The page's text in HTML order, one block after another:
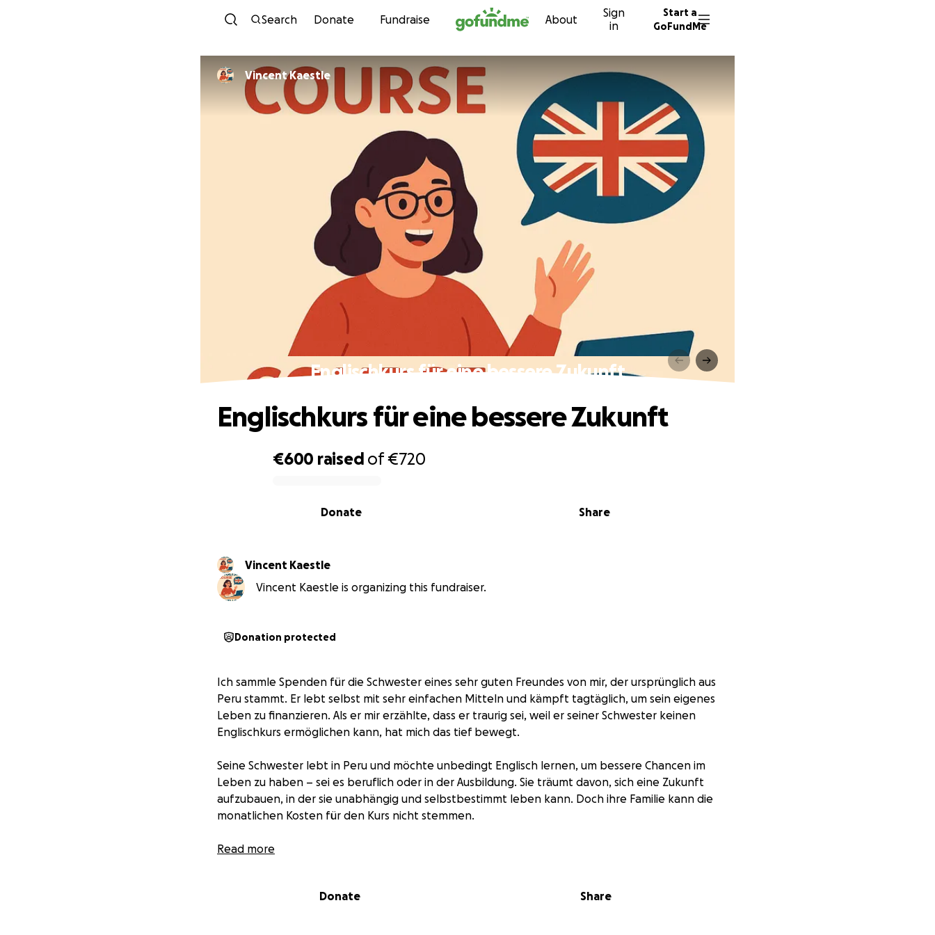
Skip to content
Search Donate Fundraise About
Sign
in
Start a
GoFundMe
Vincent Kaestle
Englischkurs für eine bessere Zukunft
€600 raised of€720
Share
Donate
Englischkurs für eine bessere Zukunft
Vincent Kaestle
Vincent Kaestle is organizing this fundraiser.
Donation protected
Ich sammle Spenden für die Schwester eines sehr guten Freundes von mir, der ursprünglich aus
Peru stammt. Er lebt selbst mit sehr einfachen Mitteln und kämpft tagtäglich, um sein eigenes
Leben zu finanzieren. Als er mir erzählte, dass er traurig sei, weil er seiner Schwester keinen
Englischkurs ermöglichen kann, hat mich das tief bewegt.
Seine Schwester lebt in Peru und möchte unbedingt Englisch lernen, um bessere Chancen im
Leben zu haben – sei es beruflich oder in der Ausbildung. Sie träumt davon, sich eine Zukunft
aufzubauen, in der sie unabhängig und selbstbestimmt leben kann. Doch ihre Familie kann die
monatlichen Kosten für den Kurs nicht stemmen.
Der Englischkurs kostet 60 € im Monat, insgesamt 720 € für ein ganzes Jahr. Mit deiner Spende
Read more
Donate Share